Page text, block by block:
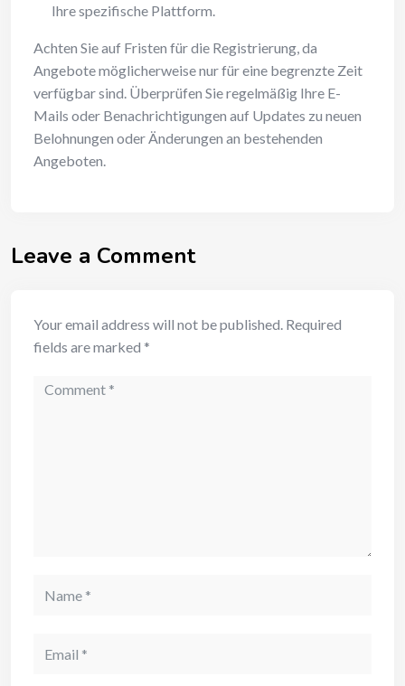
Ihre spezifische Plattform.
Achten Sie auf Fristen für die Registrierung, da
Angebote möglicherweise nur für eine begrenzte Zeit
verfügbar sind. Überprüfen Sie regelmäßig Ihre E-
Mails oder Benachrichtigungen auf Updates zu neuen
Belohnungen oder Änderungen an bestehenden
Angeboten.
Leave a Comment
Your email address will not be published. Required
fields are marked *
Comment